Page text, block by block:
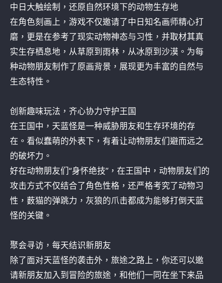
中日大触绘制，还原自然环境下的动物生存地
在角色刻画上，游戏不仅邀请了中日知名画师精心打
磨，更是在参考了现实动物神态与习性，并取材其真
实生存栖息地，从草原到雨林，从冰原到沙漠。为每
种动物朋友制作了原画背景，展现更为丰富的自然与
生态特性。
创新趣味玩法，齐心协力守护王国
在王国中，天蓝怪是一种威胁朋友和生存环境的存
在。看似蠢萌的外表下，有着让动物朋友们避而远之
的破坏力。
好在动物朋友们“身怀绝技”，在王国中，动物朋友们的
攻击方式不仅结合了角色性格，还严格考究了动物习
性，薮猫的弹跳力，灰狼的爪击都成为能够打倒天蓝
怪的关键。
聚会寻访，每天结识新朋友
除了面对天蓝怪的袭击外，旅途之路上，你还可以邀
请新朋友加入到冒险的旅途，和他们一同在坐下来品